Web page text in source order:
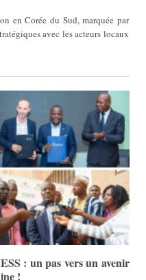
en Corée du Sud, marquée par
avec les acteurs locaux
: un pas vers un avenir
!